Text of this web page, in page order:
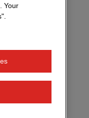
zur
Übersicht
Your